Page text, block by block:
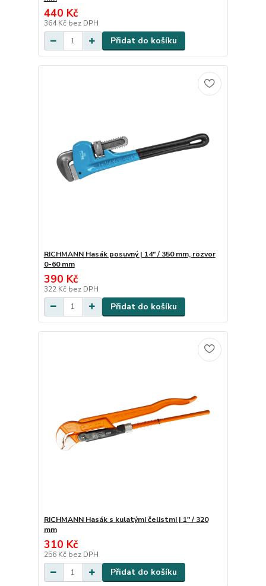
440 Kč
364 Kč bez DPH
Přidat do košíku
RICHMANN Hasák posuvný | 14" / 350 mm, rozvor
0-60 mm
390 Kč
322 Kč bez DPH
Přidat do košíku
RICHMANN Hasák s kulatými čelistmi | 1" / 320
mm
310 Kč
256 Kč bez DPH
Přidat do košíku